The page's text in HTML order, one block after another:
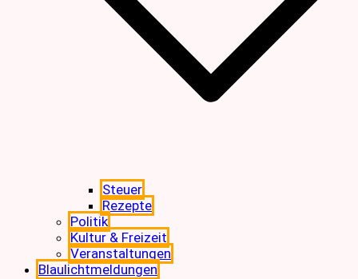
Steuer
Rezepte
Politik
Kultur & Freizeit
Veranstaltungen
Blaulichtmeldungen